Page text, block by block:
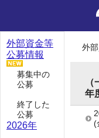
外部資金等
公募情報
募集中の
公募
終了した
公募
2026年
外
年
(